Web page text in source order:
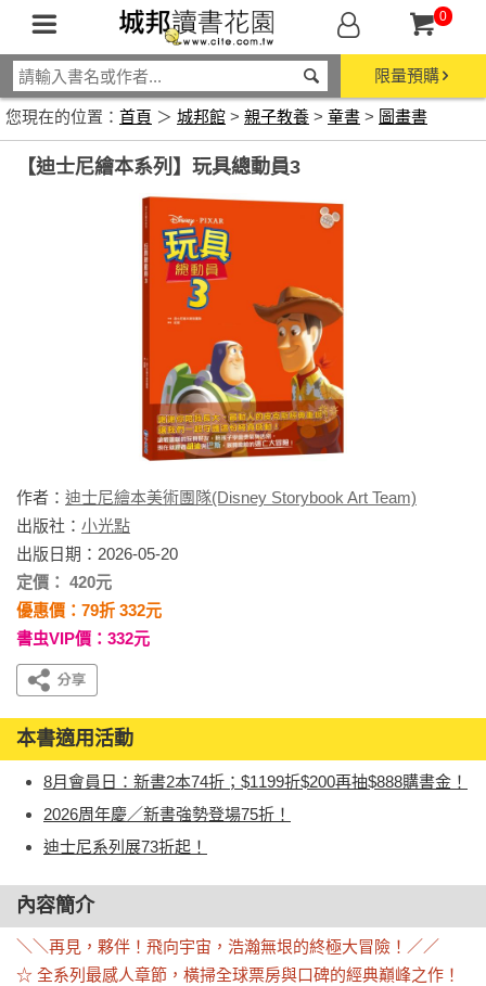
0
限量預購
您現在的位置： 首頁 ＞ 城邦館 > 親子教養 > 童書 > 圖畫書
【迪士尼繪本系列】玩具總動員3
作者： 迪士尼繪本美術團隊(Disney Storybook Art Team)
出版社： 小光點
出版日期：2026-05-20
定價： 420元
優惠價：79折 332元
書虫VIP價：332元
本書適用活動
8月會員日：新書2本74折；$1199折$200再抽$888購書金！
2026周年慶／新書強勢登場75折！
迪士尼系列展73折起！
內容簡介
＼＼再見，夥伴！飛向宇宙，浩瀚無垠的終極大冒險！／／
☆ 全系列最感人章節，橫掃全球票房與口碑的經典巔峰之作！